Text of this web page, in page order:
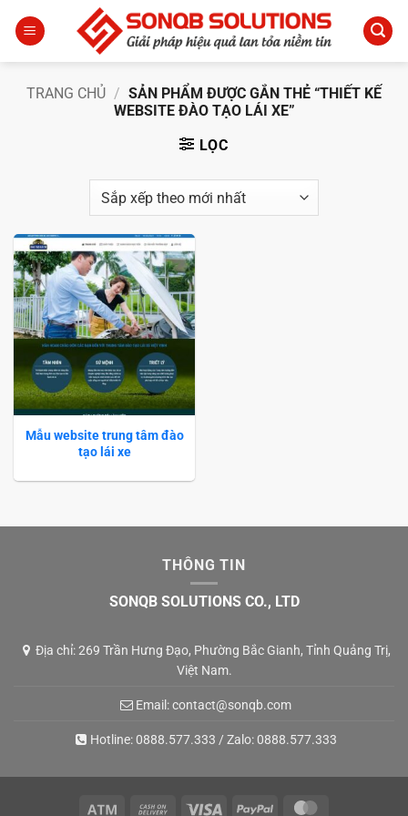
qua
TRANG CHỦ / SẢN PHẨM ĐƯỢC GẮN THẺ “THIẾT KẾ
WEBSITE ĐÀO TẠO LÁI XE”
LỌC
Mẫu website trung tâm đào
tạo lái xe
THÔNG TIN
SONQB SOLUTIONS CO., LTD
Địa chỉ: 269 Trần Hưng Đạo, Phường Bắc Gianh, Tỉnh Quảng Trị,
Việt Nam.
Email:contact@sonqb.com
Hotline:0888.577.333 / Zalo:0888.577.333
Atm Cash Visa PayPal